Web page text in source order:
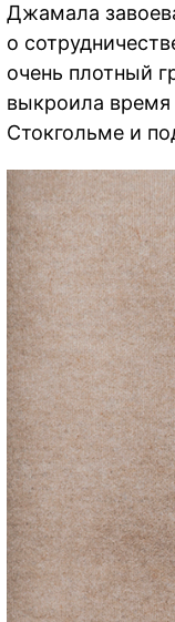
Джамала
о
очень плотный
выкроила время
Стокгольме и